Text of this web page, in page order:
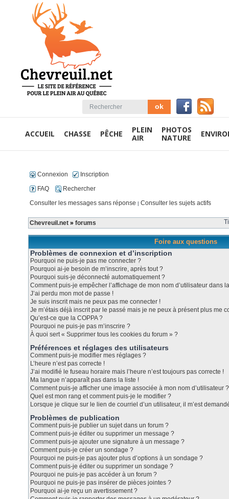
ACCUEIL CHASSE PÊCHE
PLEIN
AIR
PHOTOS
NATURE
Connexion
Inscription
FAQ
Rechercher
Consulter les messages sans réponse | Consulter les sujets actifs
Chevreuil.net » forums
Foire aux questions
Problèmes de connexion et d’inscription
Pourquoi ne puis-je pas me connecter ?
Pourquoi ai-je besoin de m’inscrire, après tout ?
Pourquoi suis-je déconnecté automatiquement ?
Comment puis-je empêcher l’affichage de mon nom d’utilisateur dans
J’ai perdu mon mot de passe !
Je suis inscrit mais ne peux pas me connecter !
Je m’étais déjà inscrit par le passé mais je ne peux à présent plus me
Qu’est-ce que la COPPA ?
Pourquoi ne puis-je pas m’inscrire ?
À quoi sert « Supprimer tous les cookies du forum » ?
Préférences et réglages des utilisateurs
Comment puis-je modifier mes réglages ?
L’heure n’est pas correcte !
J’ai modifié le fuseau horaire mais l’heure n’est toujours pas correcte !
Ma langue n’apparaît pas dans la liste !
Comment puis-je afficher une image associée à mon nom d’utilisateur ?
Quel est mon rang et comment puis-je le modifier ?
Lorsque je clique sur le lien de courriel d’un utilisateur, il m’est
Problèmes de publication
Comment puis-je publier un sujet dans un forum ?
Comment puis-je éditer ou supprimer un message ?
Comment puis-je ajouter une signature à un message ?
Comment puis-je créer un sondage ?
Pourquoi ne puis-je pas ajouter plus d’options à un sondage ?
Comment puis-je éditer ou supprimer un sondage ?
Pourquoi ne puis-je pas accéder à un forum ?
Pourquoi ne puis-je pas insérer de pièces jointes ?
Pourquoi ai-je reçu un avertissement ?